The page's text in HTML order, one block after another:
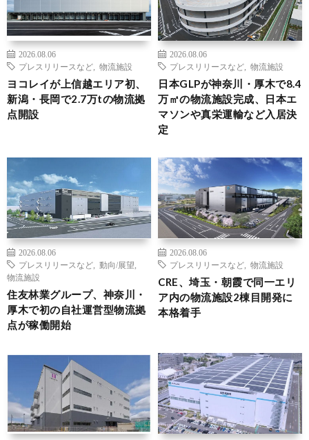
2026.08.06
プレスリリースなど
物流施設
ヨコレイが上信越エリア初、
新潟・長岡で2.7万tの物流拠
点開設
2026.08.06
プレスリリースなど
物流施設
日本GLPが神奈川・厚木で8.4
万㎡の物流施設完成、日本エ
マソンや真栄運輸など入居決
定
2026.08.06
プレスリリースなど
動向/展望
物流施設
住友林業グループ、神奈川・
厚木で初の自社運営型物流拠
点が稼働開始
2026.08.06
プレスリリースなど
物流施設
CRE、埼玉・朝霞で同一エリ
ア内の物流施設2棟目開発に
本格着手